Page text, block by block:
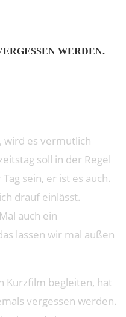
WERDEN.
wird es vermutlich
soll in der Regel
sein, er ist es auch.
drauf einlässt.
auch ein
lassen wir mal außen
Kurzfilm begleiten, hat
vergessen werden.